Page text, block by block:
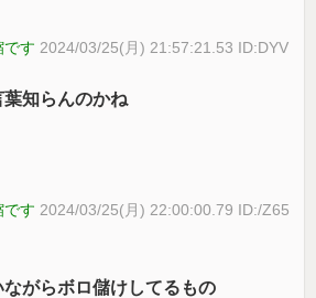
です 2024/03/25(月) 21:57:21.53 ID:DYV
知らんのかね
です 2024/03/25(月) 22:00:00.79 ID:/Z65
がらボロ儲けしてるもの